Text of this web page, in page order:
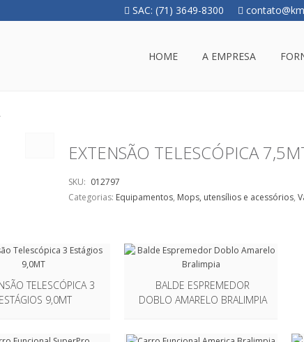
SAC: (71) 3649-8300
HOME A EMPRESA
EXTENSÃO TELESCÓPICA
SKU: 012797
Categorias: Equipamentos, Mops, utensílios e acessórios,
TELESCÓPICA 3
ESTÁGIOS 9,0MT
BALDE ESPREMEDOR
DOBLO AMARELO BRALIMPIA